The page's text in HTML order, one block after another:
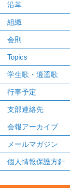
沿革
組織
会則
Topics
学生歌・逍遥歌
行事予定
支部連絡先
会報アーカイブ
メールマガジン
個人情報保護方針